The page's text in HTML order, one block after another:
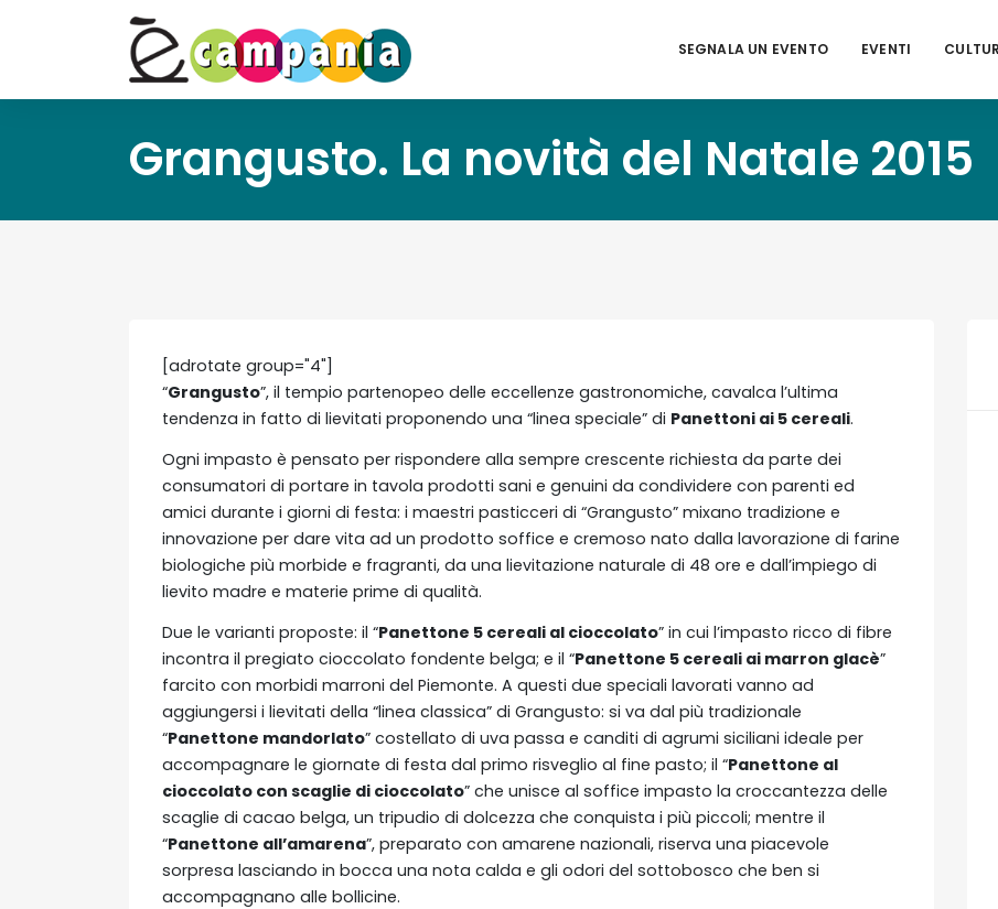
SEGNALA UN EVENTO EVENTI
Grangusto. La novità del Natale 2015
[adrotate group="4"]
“Grangusto”, il tempio partenopeo delle eccellenze gastronomiche, cavalca l’ultima
tendenza in fatto di lievitati proponendo una “linea speciale” di Panettoni ai 5 cereali.
Ogni impasto è pensato per rispondere alla sempre crescente richiesta da parte dei
consumatori di portare in tavola prodotti sani e genuini da condividere con parenti ed
amici durante i giorni di festa: i maestri pasticceri di “Grangusto” mixano tradizione e
innovazione per dare vita ad un prodotto soffice e cremoso nato dalla lavorazione di farine
biologiche più morbide e fragranti, da una lievitazione naturale di 48 ore e dall’impiego di
lievito madre e materie prime di qualità.
Due le varianti proposte: il “Panettone 5 cereali al cioccolato” in cui l’impasto ricco di fibre
incontra il pregiato cioccolato fondente belga; e il “Panettone 5 cereali ai marron glacè”
farcito con morbidi marroni del Piemonte. A questi due speciali lavorati vanno ad
aggiungersi i lievitati della “linea classica” di Grangusto: si va dal più tradizionale
“Panettone mandorlato” costellato di uva passa e canditi di agrumi siciliani ideale per
accompagnare le giornate di festa dal primo risveglio al fine pasto; il “Panettone al
cioccolato con scaglie di cioccolato” che unisce al soffice impasto la croccantezza delle
scaglie di cacao belga, un tripudio di dolcezza che conquista i più piccoli; mentre il
“Panettone all’amarena”, preparato con amarene nazionali, riserva una piacevole
sorpresa lasciando in bocca una nota calda e gli odori del sottobosco che ben si
accompagnano alle bollicine.